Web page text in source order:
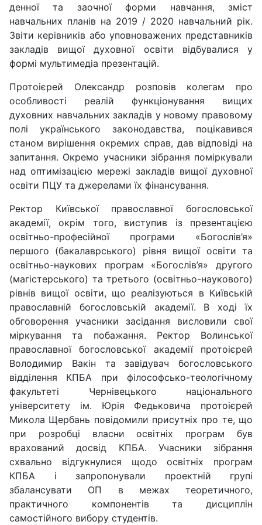
денної та заочної форми навчання, зміст
навчальних планів на 2019 / 2020 навчальний рік.
Звіти керівників або уповноважених представників
закладів вищої духовної освіти відбувалися у
формі мультимедіа презентацій.
Протоієрей Олександр розповів колегам про
особливості реалій функціонування вищих
духовних навчальних закладів у новому правовому
полі українського законодавства, поцікавився
станом вирішення окремих справ, дав відповіді на
запитання. Окремо учасники зібрання поміркували
над оптимізацією мережі закладів вищої духовної
освіти ПЦУ та джерелами їх фінансування.
Ректор Київської православної богословської
академії, окрім того, виступив із презентацією
освітньо-професійної програми «Богослів’я»
першого (бакалаврського) рівня вищої освіти та
освітньо-наукових програм «Богослів’я» другого
(магістерського) та третього (освітньо-наукового)
рівнів вищої освіти, що реалізуються в Київській
православній богословській академії. В ході їх
обговорення учасники засідання висловили свої
міркування та побажання. Ректор Волинської
православної богословської академії протоієрей
Володимир Вакін та завідувач богословського
відділення КПБА при філософсько-теологічному
факультеті Чернівецького національного
університету ім. Юрія Федьковича протоієрей
Микола Щербань повідомили присутніх про те, що
при розробці власни освітніх програм був
врахований досвід КПБА. Учасники зібрання
схвально відгукнулися щодо освітніх програм
КПБА і запропонували проектній групі
збалансувати ОП в межах теоретичного,
практичного компонентів та дисциплін
самостійного вибору студентів.